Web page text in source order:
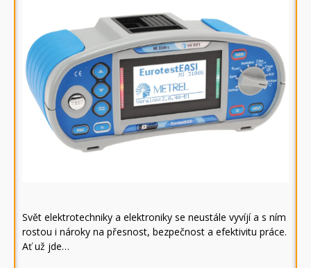
Svět elektrotechniky a elektroniky se neustále vyvíjí a s ním
rostou i nároky na přesnost, bezpečnost a efektivitu práce.
Ať už jde…